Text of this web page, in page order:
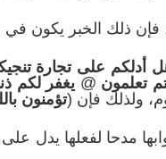
فإن ذلك الخبر يكون
هل أدلكم على تجارة
تعلمون @ يغفر لكم
ولذلك فإن (تؤمنون
مدحا لفعلها يدل